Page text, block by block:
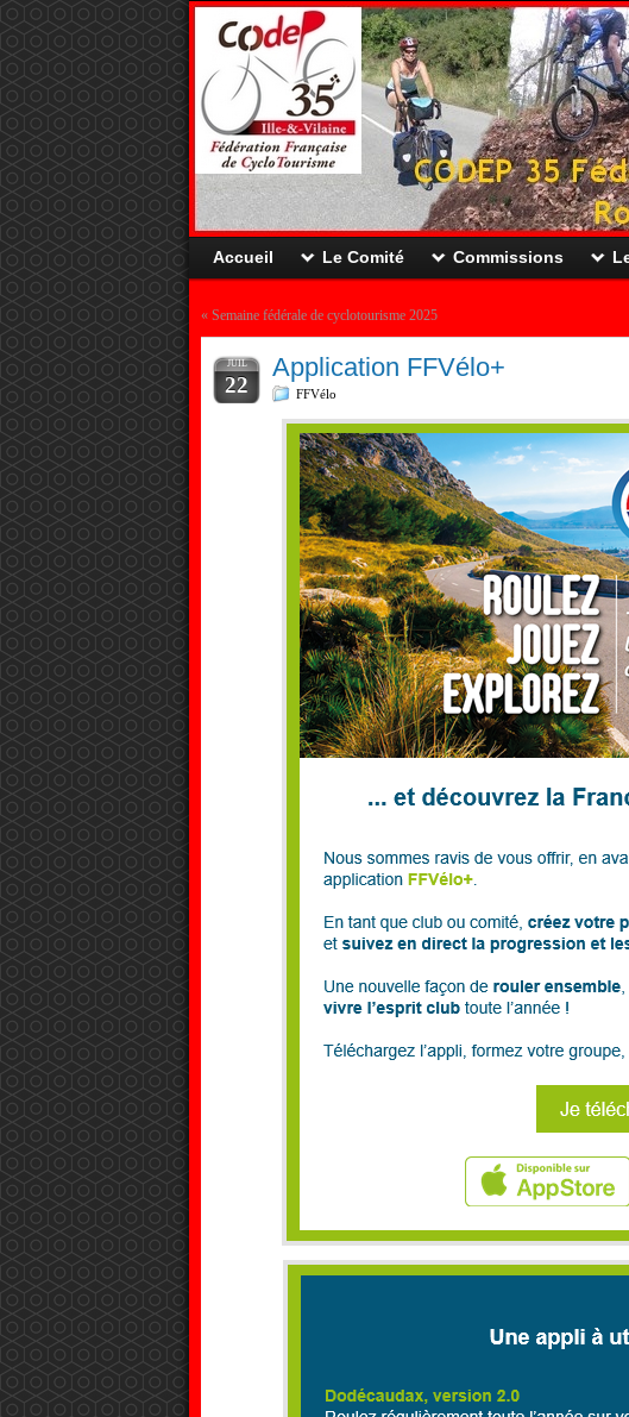
Accueil Le Comité Commissions
« Semaine fédérale de cyclotourisme 2025
JUIL
22
Application FFVélo+
FFVélo